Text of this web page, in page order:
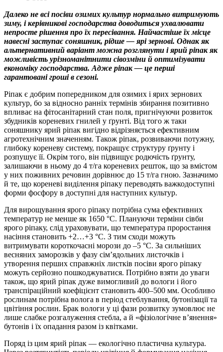
Далеко не всі посіви озимих культур нормально витримують
зиму, і керівникові господарства доводиться ухвалювати
непросте рішення про їх пересівання. Найчастіше їх місце
навесні заступає соняшник, рідше — ярі зернові. Однак як
альтернативний варіант можна розглянути і ярий ріпак як
можливість урізноманітнити сівозміни й оптимізувати
економіку господарства. Адже ріпак — це перші
гарантовані гроші в сезоні.
Ріпак є добрим попередником для озимих і ярих зернових
культур, бо за відносно ранніх термінів збирання позитивно
впливає на фітосанітарний стан поля, пригнічуючи розвиток
збудників кореневих гнилей у ґрунті. Від того ж таки
соняшнику ярий ріпак вигідно відрізняється ефективним
агротехнічним значенням. Також ріпак, розвиваючи потужну,
глибоку кореневу систему, покращує структуру ґрунту і
розпушує її. Окрім того, він підвищує родючість ґрунту,
залишаючи в ньому до 4 т/га кореневих решток, що за вмістом
у них поживних речовин дорівнює до 15 т/га гною. Зазначимо
й те, що кореневі виділення ріпаку переводять важкодоступні
форми фосфору в доступні для наступних культур.
Для вирощування ярого ріпаку потрібна сума ефективних
температур не менше як 1650 °С. Плануючи терміни сівби
ярого ріпаку, слід ураховувати, що температура проростання
насіння становить +2…+3 °С. З тим сходи можуть
витримувати короткочасні морози до –5 °С. За сильніших
весняних заморозків у фазу сім’ядольних листочків і
утворення перших справжніх листків посіви ярого ріпаку
можуть серйозно пошкоджуватися. Потрібно взяти до уваги
також, що ярий ріпак дуже вимогливий до вологи і його
транспіраційний коефіцієнт становить 400–500 мм. Особливо
рослинам потрібна волога в період стеблування, бутонізації та
цвітіння рослин. Брак вологи у ці фази розвитку зумовлює не
лише слабке розгалуження стебла, а й «фізіологічне в’янення»
бутонів і їх опадання разом із квітками.
Поряд із цим ярий ріпак — екологічно пластична культура.